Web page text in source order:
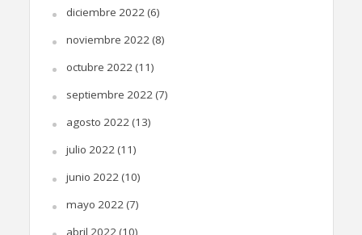
diciembre 2022(6)
noviembre 2022(8)
octubre 2022(11)
septiembre 2022(7)
agosto 2022(13)
julio 2022(11)
junio 2022(10)
mayo 2022(7)
abril 2022(10)